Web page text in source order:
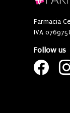
Farmacia
IVA
Follow us